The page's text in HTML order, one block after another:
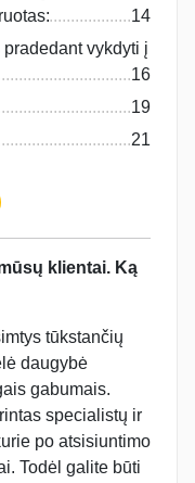
14
vykdyti į
16
19
21
klientai. Ką
tūkstančių
daugybė
gabumais.
specialistų ir
po atsisiuntimo
Todėl galite būti